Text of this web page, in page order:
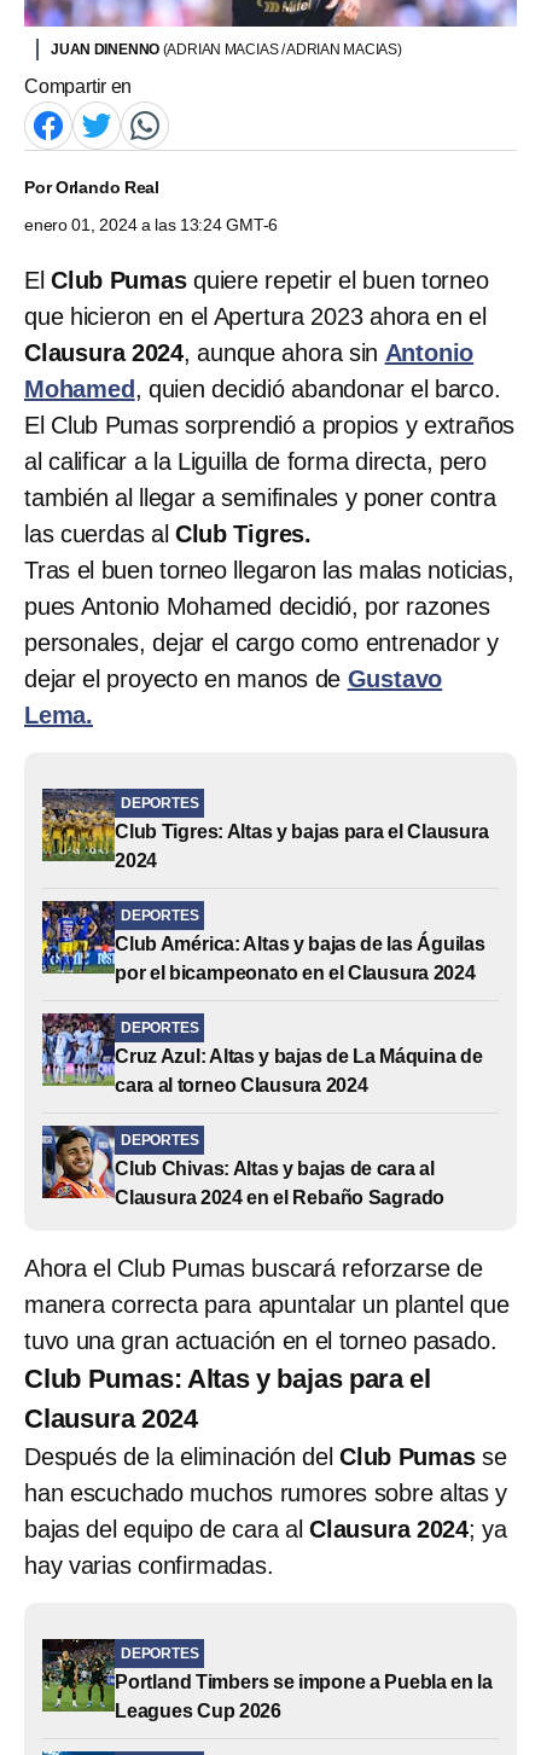
JUAN DINENNO (ADRIAN MACIAS / ADRIAN MACIAS)
Compartir en
PorOrlando Real
enero 01, 2024 a las 13:24 GMT-6
El Club Pumas quiere repetir el buen torneo
que hicieron en el Apertura 2023 ahora en el
Clausura 2024, aunque ahora sin Antonio
Mohamed , quien decidió abandonar el barco.
El Club Pumas sorprendió a propios y extraños
al calificar a la Liguilla de forma directa, pero
también al llegar a semifinales y poner contra
las cuerdas al Club Tigres.
Tras el buen torneo llegaron las malas noticias,
pues Antonio Mohamed decidió, por razones
personales, dejar el cargo como entrenador y
dejar el proyecto en manos de Gustavo
Lema.
DEPORTES
Club Tigres: Altas y bajas para el Clausura
2024
DEPORTES
Club América: Altas y bajas de las Águilas
por el bicampeonato en el Clausura 2024
DEPORTES
Cruz Azul: Altas y bajas de La Máquina de
cara al torneo Clausura 2024
DEPORTES
Club Chivas: Altas y bajas de cara al
Clausura 2024 en el Rebaño Sagrado
Ahora el Club Pumas buscará reforzarse de
manera correcta para apuntalar un plantel que
tuvo una gran actuación en el torneo pasado.
Club Pumas: Altas y bajas para el
Clausura 2024
Después de la eliminación del Club Pumasse
han escuchado muchos rumores sobre altas y
bajas del equipo de cara alClausura 2024; ya
hay varias confirmadas.
DEPORTES
Portland Timbers se impone a Puebla en la
Leagues Cup 2026